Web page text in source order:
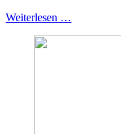
Weiterlesen …